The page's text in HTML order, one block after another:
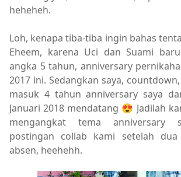
heheheh.
Loh, kenapa tiba-tiba ingin bahas
Eheem, karena Uci dan Suami
angka 5 tahun, anniversary
2017 ini. Sedangkan saya,
masuk 4 tahun anniversary saya
Januari 2018 mendatang 😍 Jadilah
mengangkat tema anniversary
postingan collab kami setelah
absen, heehehh.